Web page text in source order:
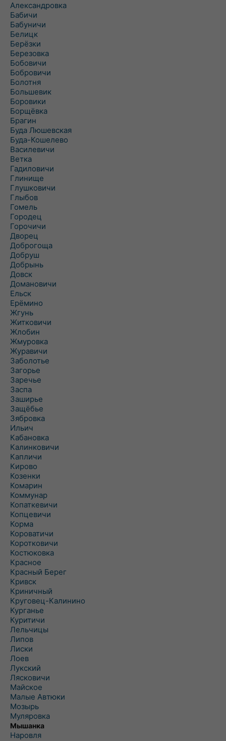
Александровка
Бабичи
Бабуничи
Белицк
Берёзки
Березовка
Бобовичи
Бобровичи
Болотня
Большевик
Боровики
Борщёвка
Брагин
Буда Люшевская
Буда-Кошелево
Василевичи
Ветка
Гадиловичи
Глинище
Глушковичи
Глыбов
Гомель
Городец
Горочичи
Дворец
Доброгоща
Добруш
Добрынь
Довск
Домановичи
Ельск
Ерёмино
Жгунь
Житковичи
Жлобин
Жмуровка
Журавичи
Заболотье
Загорье
Заречье
Заспа
Заширье
Защёбье
Зябровка
Ильич
Кабановка
Калинковичи
Капличи
Кирово
Козенки
Комарин
Коммунар
Копаткевичи
Копцевичи
Корма
Короватичи
Коротковичи
Костюковка
Красное
Красный Берег
Кривск
Криничный
Круговец-Калинино
Курганье
Куритичи
Лельчицы
Липов
Лиски
Лоев
Лукский
Лясковичи
Майское
Малые Автюки
Мозырь
Муляровка
Мышанка
Наровля